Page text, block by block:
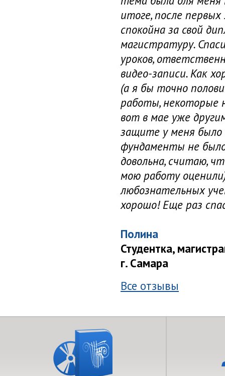
итоге, после
спокойна за свой
магистратуру.
уроков,
видео-записи. Как
(а я бы точно
работы, некоторые
вот в мае уже
защите у меня было
фундаменты не
довольна, считаю,
мою работу
любознательных
хорошо! Еще раз
Полина
Студентка,
г. Самара
Все отзывы